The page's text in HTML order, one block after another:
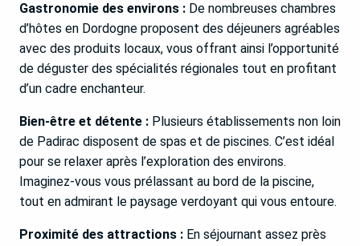
Gastronomie des environs : De nombreuses chambres
d’hôtes en Dordogne proposent des déjeuners agréables
avec des produits locaux, vous offrant ainsi l’opportunité
de déguster des spécialités régionales tout en profitant
d’un cadre enchanteur.
Bien-être et détente : Plusieurs établissements non loin
de Padirac disposent de spas et de piscines. C’est idéal
pour se relaxer après l’exploration des environs.
Imaginez-vous vous prélassant au bord de la piscine,
tout en admirant le paysage verdoyant qui vous entoure.
Proximité des attractions : En séjournant assez près